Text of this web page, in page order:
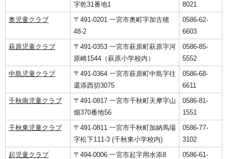
字乾31番地1
8021
奥児童クラブ
〒491-0201 一宮市奥町字加古穂
48-2
0586-62-
6603
萩原児童クラブ
〒491-0353 一宮市萩原町萩原字河
原崎1544（萩原小学校内）
0586-85-
5552
中島児童クラブ
〒491-0364 一宮市萩原町中島字往
還添西切3075
0586-68-
6611
千秋南児童クラブ
〒491-0817 一宮市千秋町天摩字山
畑370番地56
0586-81-
1551
千秋東児童クラブ
〒491-0811 一宮市千秋町加納馬場
字松下111-3 (千秋東小学校内)
0586-77-
3102
起児童クラブ
〒494-0006 一宮市起字用水添8
0586-61-